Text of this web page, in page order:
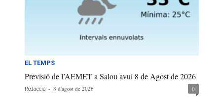
EL TEMPS
Previsió de l’AEMET a Salou avui 8 de Agost de 2026
Redacció - 8 d'agost de 2026 0